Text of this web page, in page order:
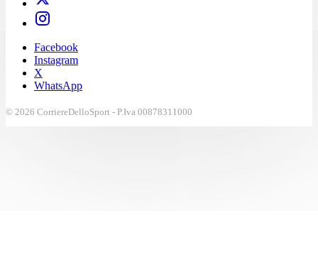
Facebook
Instagram
X
WhatsApp
© 2026 CorriereDelloSport - P.Iva 00878311000